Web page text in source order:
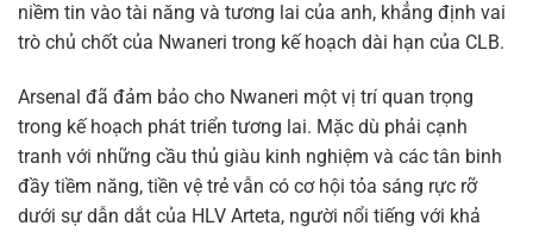
niềm tin vào tài năng và tương lai của anh, khẳng định vai
trò chủ chốt của Nwaneri trong kế hoạch dài hạn của CLB.
Arsenal đã đảm bảo cho Nwaneri một vị trí quan trọng
trong kế hoạch phát triển tương lai. Mặc dù phải cạnh
tranh với những cầu thủ giàu kinh nghiệm và các tân binh
đầy tiềm năng, tiền vệ trẻ vẫn có cơ hội tỏa sáng rực rỡ
dưới sự dẫn dắt của HLV Arteta, người nổi tiếng với khả